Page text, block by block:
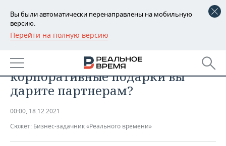
Вы были автоматически перенаправлены на мобильную
версию.
Перейти на полную версию
РЕГИОНЫ
БАШКОРТОСТАН
ТАТАРСТАН
НОВОСТИ
АНАЛИТИКА
ДЕКЛАРАЦИИ О ДОХОДАХ
НОВОСТИ ЭКОНОМИКИ
ПРОМЫШЛЕННОСТЬ
Опрос руководителей: какие
корпоративные подарки вы
дарите партнерам?
00:00, 18.12.2021
Сюжет: Бизнес-задачник «Реального времени»